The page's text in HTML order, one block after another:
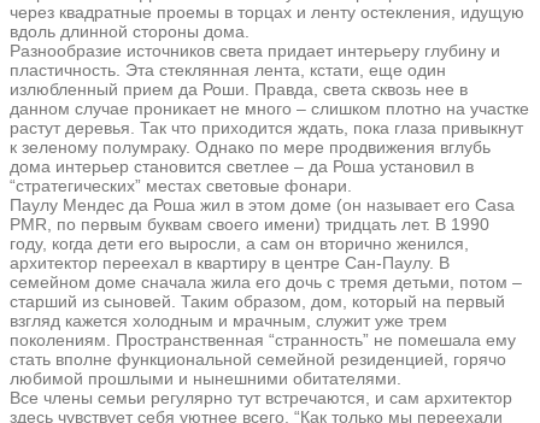
через квадратные проемы в торцах и ленту остекления, идущую
вдоль длинной стороны дома.
Разнообразие источников света придает интерьеру глубину и
пластичность. Эта стеклянная лента, кстати, еще один
излюбленный прием да Роши. Правда, света сквозь нее в
данном случае проникает не много – слишком плотно на участке
растут деревья. Так что приходится ждать, пока глаза привыкнут
к зеленому полумраку. Однако по мере продвижения вглубь
дома интерьер становится светлее – да Роша установил в
“стратегических” местах световые фонари.
Паулу Мендес да Роша жил в этом доме (он называет его Casa
PMR, по первым буквам своего имени) тридцать лет. В 1990
году, когда дети его выросли, а сам он вторично женился,
архитектор переехал в квартиру в центре Сан-Паулу. В
семейном доме сначала жила его дочь с тремя детьми, потом –
старший из сыновей. Таким образом, дом, который на первый
взгляд кажется холодным и мрачным, служит уже трем
поколениям. Пространственная “странность” не помешала ему
стать вполне функциональной семейной резиденцией, горячо
любимой прошлыми и нынешними обитателями.
Все члены семьи регулярно тут встречаются, и сам архитектор
здесь чувствует себя уютнее всего. “Как только мы переехали